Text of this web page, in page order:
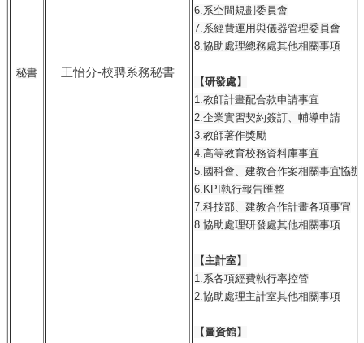
秘書 王怡分-校聘系務秘書
6.系空間規劃委員會
7.系經費運用與儀器管理委員會
8.協助處理總務處其他相關事項
【研發處】
1.教師計畫配合款申請事宜
2.企業實習契約簽訂、輔導申請
3.教師著作獎勵
4.高等教育校務資料庫事宜
5.國科會、建教合作案相關事宜協辦
6.KPI執行報告匯整
7.科技部、建教合作計畫各項事宜
8.協助處理研發處其他相關事項
【主計室】
1.系各項經費執行率控管
2.協助處理主計室其他相關事項
【圖資館】